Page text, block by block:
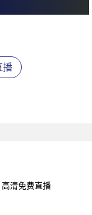
0 马达加
播
清免费直播